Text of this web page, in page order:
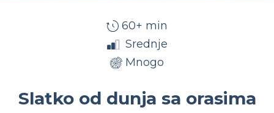
60+ min
Srednje
Mnogo
Slatko od dunja sa orasima